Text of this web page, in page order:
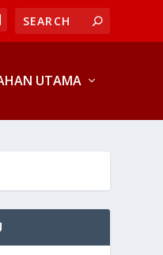
UTAMA